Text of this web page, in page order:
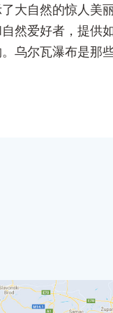
大自然的惊人美
然爱好者，提供
乌尔瓦瀑布是那